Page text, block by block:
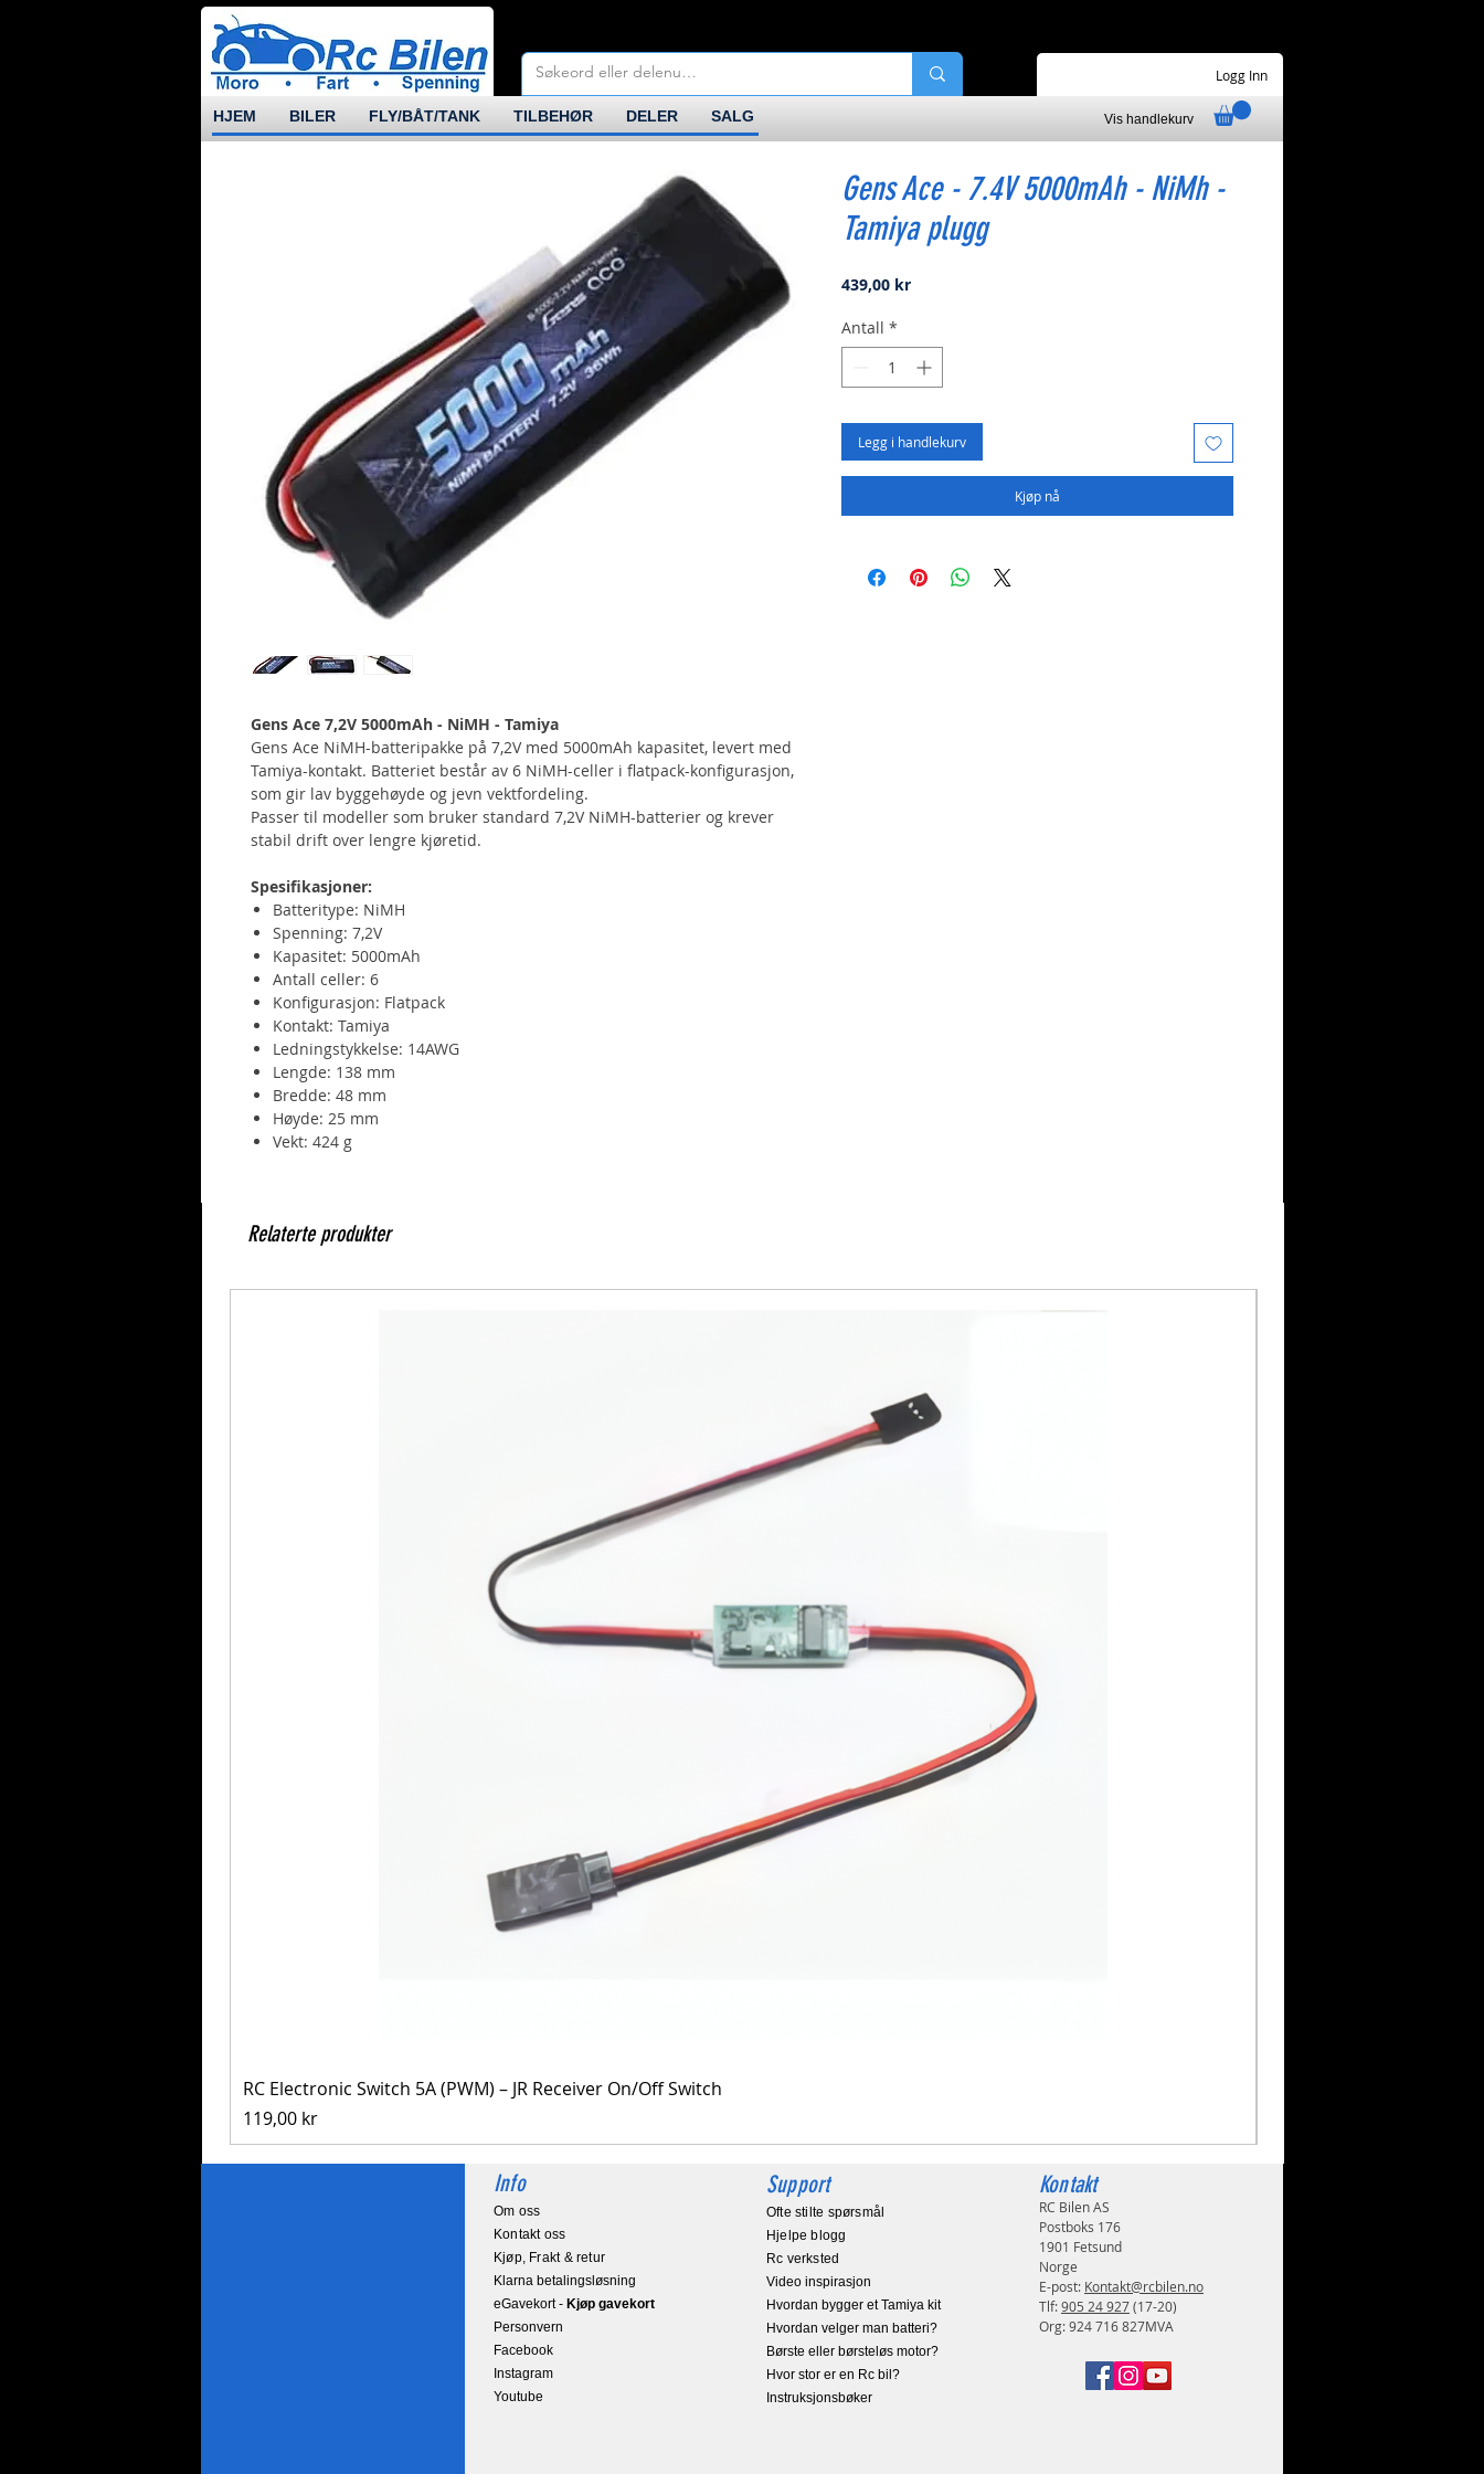
Logg Inn
HJEM BILER FLY/BÅT/TANK TILBEHØR DELER SALG Vis handlekurv
Gens Ace 7,2V 5000mAh - NiMH - Tamiya
Gens Ace NiMH-batteripakke på 7,2V med 5000mAh kapasitet, levert med
Tamiya-kontakt. Batteriet består av 6 NiMH-celler i flatpack-konfigurasjon,
som gir lav byggehøyde og jevn vektfordeling.
Passer til modeller som bruker standard 7,2V NiMH-batterier og krever
stabil drift over lengre kjøretid.
Spesifikasjoner:
Batteritype: NiMH
Spenning: 7,2V
Kapasitet: 5000mAh
Antall celler: 6
Konfigurasjon: Flatpack
Kontakt: Tamiya
Ledningstykkelse: 14AWG
Lengde: 138 mm
Bredde: 48 mm
Høyde: 25 mm
Vekt: 424 g
Gens Ace - 7.4V 5000mAh - NiMh -
Tamiya plugg
439,00 krPris
Antall *
Legg i handlekurv
Kjøp nå
Relaterte produkter
Hurtigvisning
RC Electronic Switch 5A (PWM) – JR Receiver On/Off Switch
Pris
119,00 kr
Info
Om oss
Kontakt oss
Kjøp, Frakt & retur
Klarna betalingsløsning
eGavekort- Kjøp gavekort
Personvern
Facebook
Instagram
Youtube
Support
Ofte stilte spørsmål
Hjelpe blogg
Rc verksted
Video inspirasjon
Hvordan bygger et Tamiya kit
Hvordan velger man batteri?
Børste eller børsteløs motor?
Hvor stor er en Rc bil?
Instruksjonsbøker
Kontakt
RC Bilen AS
Postboks 176
1901 Fetsund
Norge
E-post: Kontakt@rcbilen.no
Tlf:905 24 927(17-20)
Org: 924 716 827MVA